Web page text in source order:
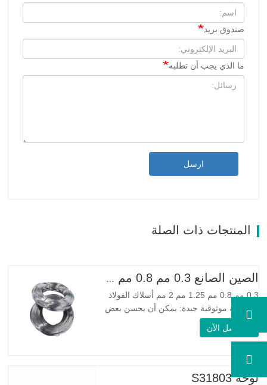
صندوق بريد
ما الذي يجب أن تطلبه
ارسل
المنتجات ذات الصلة
0.3 مم 0.8 مم 1.25 مم 2 مم أسلاك الفولاذ
المجلفنة موثوقية جيدة: يمكن أن يحسن بعض
العقد والنتوءات والصدأ على الأسلاك الفولاذية
مرونة جيدة: صلابة الفولاذ المجلفن جيدة جدًا،
اتصل الآن
لوحة S31803